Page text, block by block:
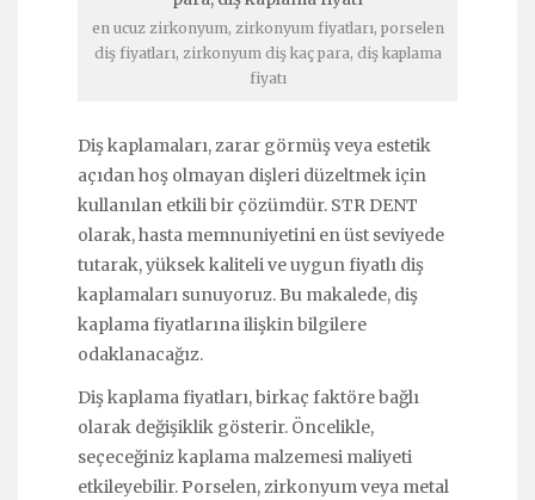
en ucuz zirkonyum, zirkonyum fiyatları, porselen
diş fiyatları, zirkonyum diş kaç para, diş kaplama
fiyatı
Diş kaplamaları, zarar görmüş veya estetik
açıdan hoş olmayan dişleri düzeltmek için
kullanılan etkili bir çözümdür. STR DENT
olarak, hasta memnuniyetini en üst seviyede
tutarak, yüksek kaliteli ve uygun fiyatlı diş
kaplamaları sunuyoruz. Bu makalede, diş
kaplama fiyatlarına ilişkin bilgilere
odaklanacağız.
Diş kaplama fiyatları, birkaç faktöre bağlı
olarak değişiklik gösterir. Öncelikle,
seçeceğiniz kaplama malzemesi maliyeti
etkileyebilir. Porselen, zirkonyum veya metal